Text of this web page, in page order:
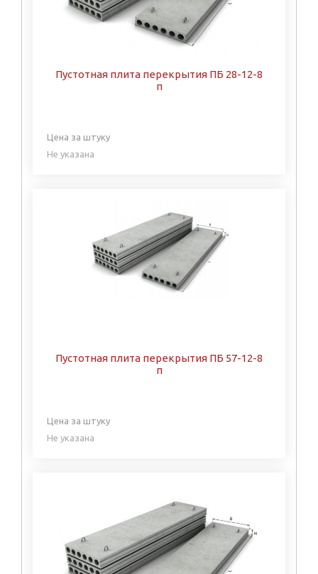
Пустотная плита перекрытия ПБ 28-12-8
п
Цена за штуку
Не указана
Пустотная плита перекрытия ПБ 57-12-8
п
Цена за штуку
Не указана